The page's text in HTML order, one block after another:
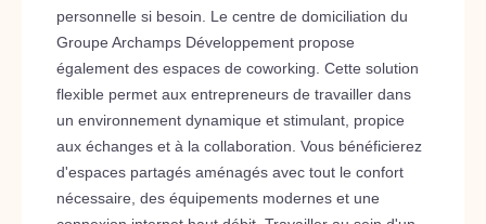
personnelle si besoin. Le centre de domiciliation du
Groupe Archamps Développement propose
également des espaces de coworking. Cette solution
flexible permet aux entrepreneurs de travailler dans
un environnement dynamique et stimulant, propice
aux échanges et à la collaboration. Vous bénéficierez
d'espaces partagés aménagés avec tout le confort
nécessaire, des équipements modernes et une